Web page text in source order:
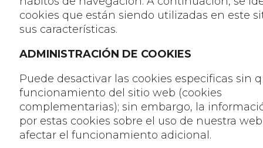
cookies que están siendo utilizadas en este
sus características.
ADMINISTRACIÓN DE COOKIES
Puede desactivar las cookies especificas sin
funcionamiento del sitio web (cookies
complementarias); sin embargo, la
por estas cookies sobre el uso de nuestra
afectar el funcionamiento adicional.